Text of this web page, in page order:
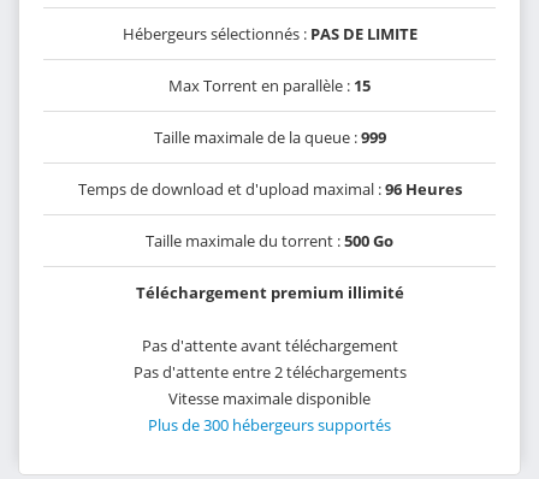
Hébergeurs sélectionnés : PAS DE LIMITE
Max Torrent en parallèle : 15
Taille maximale de la queue :999
Temps de download et d'upload maximal :96 Heures
Taille maximale du torrent :500 Go
Téléchargement premium illimité
Pas d'attente avant téléchargement
Pas d'attente entre 2 téléchargements
Vitesse maximale disponible
Plus de 300 hébergeurs supportés